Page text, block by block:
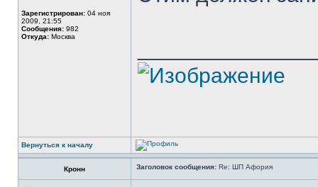
Зарегистрирован: 04 ноя
2009, 21:55
Сообщения: 982
Откуда: Москва
Вернуться к началу
Кронн Заголовок сообщения: Re: ШП Афория